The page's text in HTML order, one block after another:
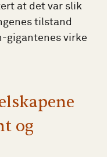
at det var slik
tilstand
gigantenes virke
og